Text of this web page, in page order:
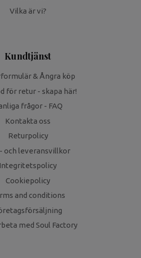
Vilka är vi?
Kundtjänst
& Ångra köp
för retur - skapa här!
frågor - FAQ
Kontakta oss
Returpolicy
och leveransvillkor
Integritetspolicy
Cookiepolicy
and conditions
med Soul Factory